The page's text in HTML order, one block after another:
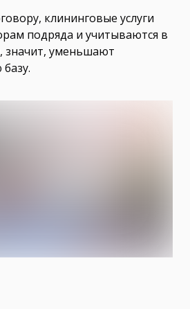
клининговые услуги
подряда и учитываются в
значит, уменьшают